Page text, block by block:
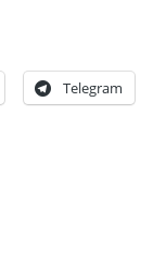
Telegram